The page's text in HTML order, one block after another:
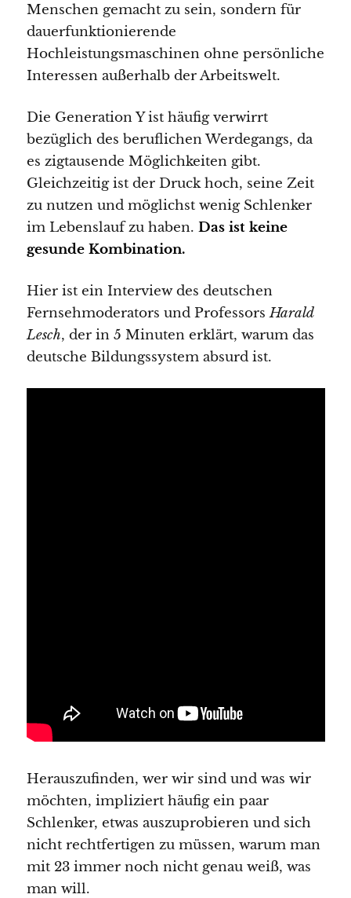
Menschen gemacht zu sein, sondern für
dauerfunktionierende
Hochleistungsmaschinen ohne persönliche
Interessen außerhalb der Arbeitswelt.
Die Generation Y ist häufig verwirrt
bezüglich des beruflichen Werdegangs, da
es zigtausende Möglichkeiten gibt.
Gleichzeitig ist der Druck hoch, seine Zeit
zu nutzen und möglichst wenig Schlenker
im Lebenslauf zu haben. Das ist keine
gesunde Kombination.
Hier ist ein Interview des deutschen
Fernsehmoderators und ProfessorsHarald
Lesch, der in 5 Minuten erklärt, warum das
deutsche Bildungssystem absurd ist.
Herauszufinden, wer wir sind und was wir
möchten, impliziert häufig ein paar
Schlenker, etwas auszuprobieren und sich
nicht rechtfertigen zu müssen, warum man
mit 23 immer noch nicht genau weiß, was
man will.